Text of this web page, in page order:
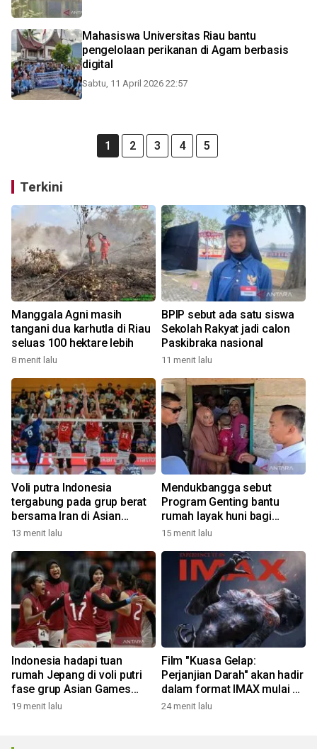
Mahasiswa Universitas Riau bantu
pengelolaan perikanan di Agam berbasis
digital
Sabtu, 11 April 2026 22:57
1 2 3 4 5
Terkini
Manggala Agni masih
tangani dua karhutla di Riau
seluas 100 hektare lebih
8 menit lalu
BPIP sebut ada satu siswa
Sekolah Rakyat jadi calon
Paskibraka nasional
11 menit lalu
Voli putra Indonesia
tergabung pada grup berat
bersama Iran di Asian
Games 2026
13 menit lalu
Mendukbangga sebut
Program Genting bantu
rumah layak huni bagi
keluarga stunting
15 menit lalu
Indonesia hadapi tuan
rumah Jepang di voli putri
fase grup Asian Games
2026
19 menit lalu
Film "Kuasa Gelap:
Perjanjian Darah" akan hadir
dalam format IMAX mulai 8
Oktober
24 menit lalu